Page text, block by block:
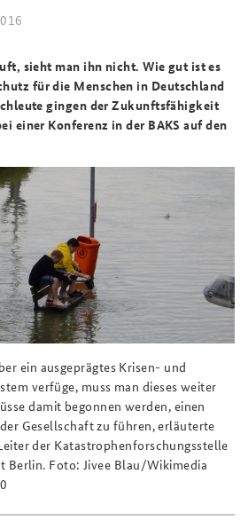
Vorausschau
Vorausschau
und Sicherheitspolitik
und Sicherheitspolitik
Gespräch an der BAKS
Sicherheitspolitik gestalten
Kommentare zur Sicherheitspolitik
von BAKS-Angehörigen
und andere Medienanfragen
sieht man ihn nicht. Wie gut ist es
für die Menschen in Deutschland
gingen der Zukunftsfähigkeit
einer Konferenz in der BAKS auf den
ein ausgeprägtes Krisen- und
verfüge, muss man dieses weiter
damit begonnen werden, einen
Gesellschaft zu führen, erläuterte
der Katastrophenforschungsstelle
Berlin. Foto: Jivee Blau/Wikimedia